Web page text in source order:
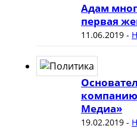
Адам
первая
11.06.2019-
Медиа»
19.02.2019-